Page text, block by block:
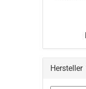
Hersteller